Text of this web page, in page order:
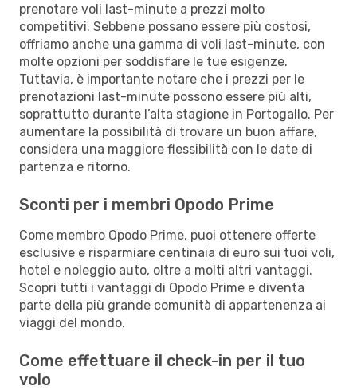
prenotare voli last-minute a prezzi molto
competitivi. Sebbene possano essere più costosi,
offriamo anche una gamma di voli last-minute, con
molte opzioni per soddisfare le tue esigenze.
Tuttavia, è importante notare che i prezzi per le
prenotazioni last-minute possono essere più alti,
soprattutto durante l’alta stagione in Portogallo. Per
aumentare la possibilità di trovare un buon affare,
considera una maggiore flessibilità con le date di
partenza e ritorno.
Sconti per i membri Opodo Prime
Come membro Opodo Prime, puoi ottenere offerte
esclusive e risparmiare centinaia di euro sui tuoi voli,
hotel e noleggio auto, oltre a molti altri vantaggi.
Scopri tutti i vantaggi di Opodo Prime e diventa
parte della più grande comunità di appartenenza ai
viaggi del mondo.
Come effettuare il check-in per il tuo
volo